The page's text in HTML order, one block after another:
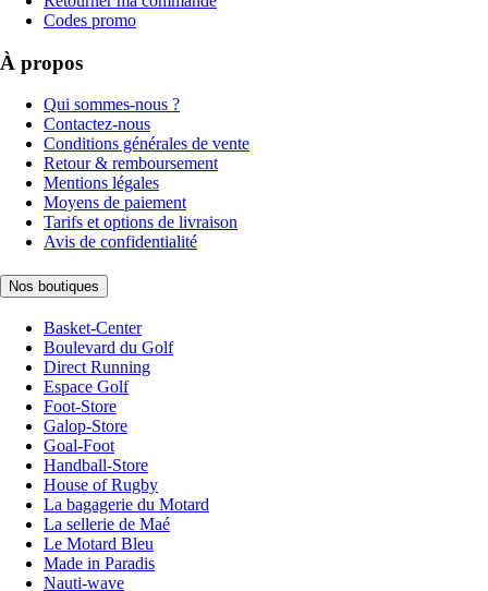
Codes promo
À propos
Qui sommes-nous ?
Contactez-nous
Conditions générales de vente
Retour & remboursement
Mentions légales
Moyens de paiement
Tarifs et options de livraison
Avis de confidentialité
Nos boutiques
Basket-Center
Boulevard du Golf
Direct Running
Espace Golf
Foot-Store
Galop-Store
Goal-Foot
Handball-Store
House of Rugby
La bagagerie du Motard
La sellerie de Maé
Le Motard Bleu
Made in Paradis
Nauti-wave